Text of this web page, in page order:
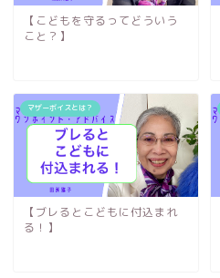
【こどもを守るってどういう
こと？】
マザーボイスとは？
【ブレるとこどもに付込まれ
る！】